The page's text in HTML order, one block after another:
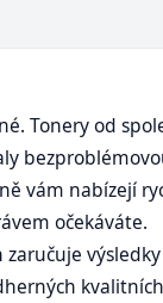
Tonery od
vám nabízejí
očekáváte.